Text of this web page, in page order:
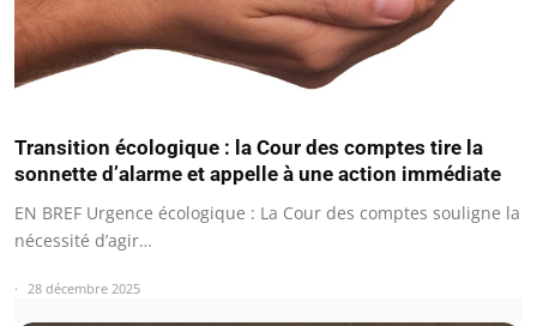
Transition écologique : la Cour des comptes tire la
sonnette d’alarme et appelle à une action immédiate
EN BREF Urgence écologique : La Cour des comptes souligne la
nécessité d’agir…
28 décembre 2025